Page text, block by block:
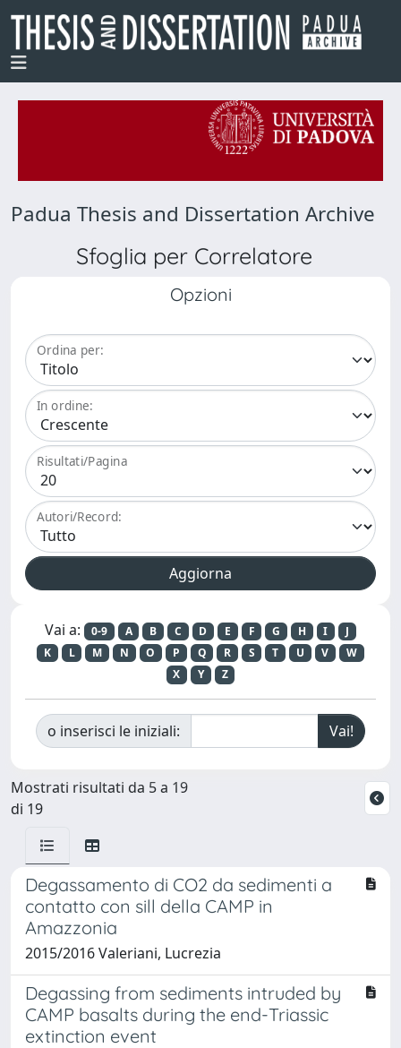
Padua Thesis and Dissertation Archive
Sfoglia per Correlatore
Opzioni
Ordina per:
In ordine:
Risultati/Pagina
Autori/Record:
Vai a: 0-9 A B C D E F G H I
J
K
L M N O P Q R S T U V
W
X
Y Z
o inserisci le iniziali:
Mostrati risultati da 5 a 19
di 19
Degassamento di CO2 da sedimenti a
contatto con sill della CAMP in
Amazzonia
2015/2016 Valeriani, Lucrezia
Degassing from sediments intruded by
CAMP basalts during the end-Triassic
extinction event